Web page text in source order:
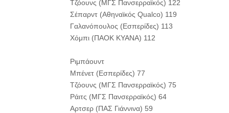
Τζόουνς (ΜΓΣ Πανσερραϊκός) 122
Σέπαρντ (Αθηναϊκός Qualco) 119
Γαλανόπουλος (Εσπερίδες) 113
Χόμπι (ΠΑΟΚ ΚΥΑΝΑ) 112
Ριμπάουντ
Μπένετ (Εσπερίδες) 77
Τζόουνς (ΜΓΣ Πανσερραϊκός) 75
Ράιτς (ΜΓΣ Πανσερραϊκός) 64
Αρτσερ (ΠΑΣ Γιάννινα) 59